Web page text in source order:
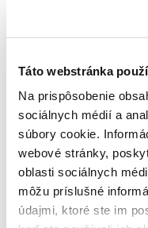
Táto webstránka
Na prispôsobenie
sociálnych médií a
súbory cookie.
webové stránky,
oblasti sociálnych
môžu príslušné
údajmi, ktoré ste im
SMILLE Sonic Brush -
5,0/5 (27x)
Do košíku